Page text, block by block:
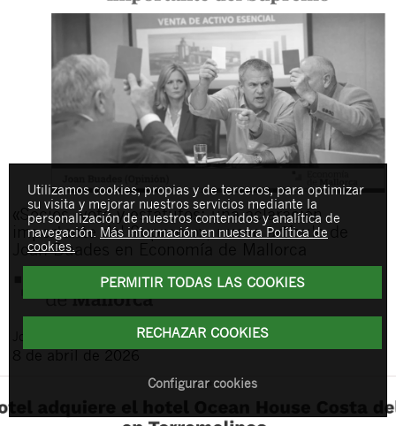
«Socios, voto y estatutos: una aclaración
importante del Supremo», nuevo artículo de
Joan Buades en Economía de Mallorca
8 de abril de 2026
Utilizamos cookies, propias y de terceros, para optimizar
su visita y mejorar nuestros servicios mediante la
personalización de nuestros contenidos y analítica de
navegación. Más información en nuestra Política de
cookies.
PERMITIR TODAS LAS COOKIES
RECHAZAR COOKIES
Configurar cookies